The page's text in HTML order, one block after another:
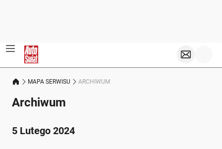
MAPA SERWISU ARCHIWUM
Archiwum
5 Lutego 2024